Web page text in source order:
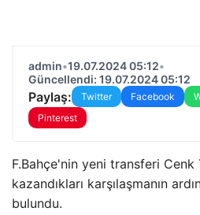
admin•19.07.2024 05:12•
Güncellendi: 19.07.2024 05:12
Paylaş: Twitter Facebook
Pinterest
F.Bahçe'nin yeni transferi
kazandıkları karşılaşmanın
bulundu.